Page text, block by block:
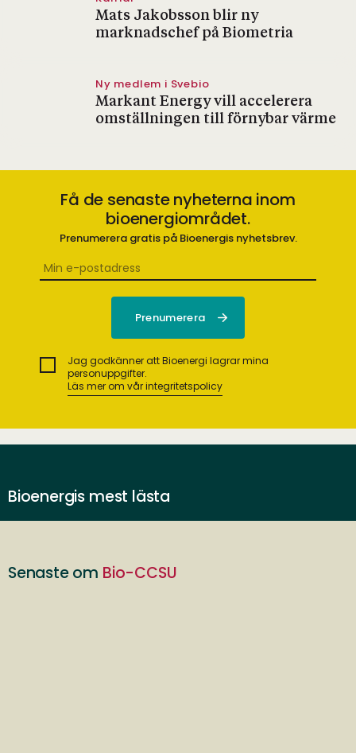
Mats Jakobsson blir ny
marknadschef på Biometria
Ny medlem i Svebio
Markant Energy vill accelerera
omställningen till förnybar värme
Få de senaste nyheterna inom
bioenergiområdet.
Prenumerera gratis på Bioenergis nyhetsbrev.
Jag godkänner att Bioenergi lagrar mina
personuppgifter.
Läs mer om vår integritetspolicy
Bioenergis mest lästa
Senaste om Bio-CCSU